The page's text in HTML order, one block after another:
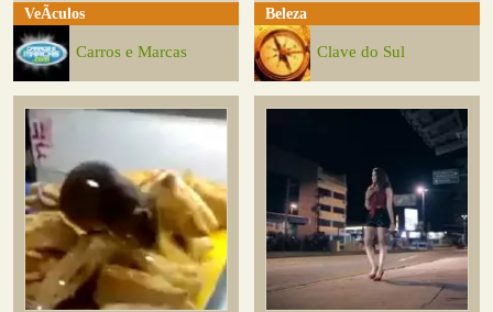
VeÃ­culos
Carros e Marcas
Beleza
Clave do Sul